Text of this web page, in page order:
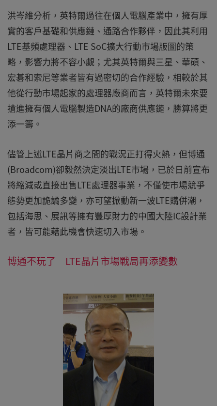
洪岑維分析，英特爾過往在個人電腦產業中，擁有厚
實的客戶基礎和供應鏈、通路合作夥伴，因此其利用
LTE基頻處理器、LTE SoC擴大行動市場版圖的策
略，影響力將不容小覷；尤其英特爾與三星、華碩、
宏碁和索尼等業者皆有過密切的合作經驗，相較於其
他從行動市場起家的處理器廠商而言，英特爾未來要
搶進擁有個人電腦製造DNA的廠商供應鏈，勝算將更
添一籌。
儘管上述LTE晶片商之間的戰況正打得火熱，但博通
(Broadcom)卻毅然決定淡出LTE市場，已於日前宣布
將縮減或直接出售LTE處理器事業，不僅使市場競爭
態勢更加詭譎多變，亦可望掀動新一波LTE購併潮，
包括海思、展訊等擁有豐厚財力的中國大陸IC設計業
者，皆可能藉此機會快速切入市場。
博通不玩了 LTE晶片市場戰局再添變數